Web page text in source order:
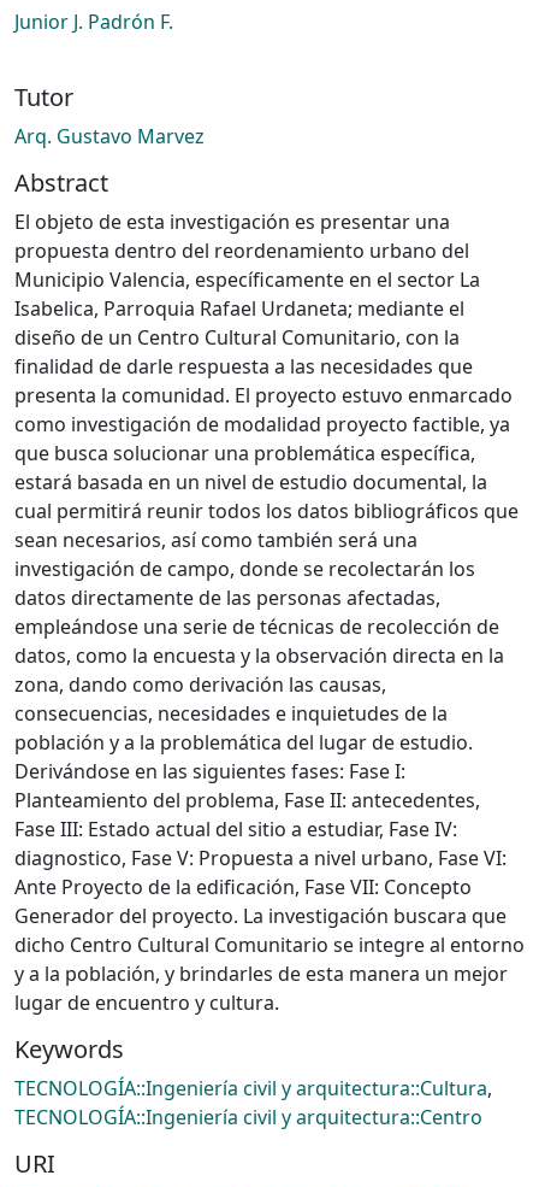
Junior J. Padrón F.
Tutor
Arq. Gustavo Marvez
Abstract
El objeto de esta investigación es presentar una
propuesta dentro del reordenamiento urbano del
Municipio Valencia, específicamente en el sector La
Isabelica, Parroquia Rafael Urdaneta; mediante el
diseño de un Centro Cultural Comunitario, con la
finalidad de darle respuesta a las necesidades que
presenta la comunidad. El proyecto estuvo enmarcado
como investigación de modalidad proyecto factible, ya
que busca solucionar una problemática específica,
estará basada en un nivel de estudio documental, la
cual permitirá reunir todos los datos bibliográficos que
sean necesarios, así como también será una
investigación de campo, donde se recolectarán los
datos directamente de las personas afectadas,
empleándose una serie de técnicas de recolección de
datos, como la encuesta y la observación directa en la
zona, dando como derivación las causas,
consecuencias, necesidades e inquietudes de la
población y a la problemática del lugar de estudio.
Derivándose en las siguientes fases: Fase I:
Planteamiento del problema, Fase II: antecedentes,
Fase III: Estado actual del sitio a estudiar, Fase IV:
diagnostico, Fase V: Propuesta a nivel urbano, Fase VI:
Ante Proyecto de la edificación, Fase VII: Concepto
Generador del proyecto. La investigación buscara que
dicho Centro Cultural Comunitario se integre al entorno
y a la población, y brindarles de esta manera un mejor
lugar de encuentro y cultura.
Keywords
TECNOLOGÍA::Ingeniería civil y arquitectura::Cultura,
TECNOLOGÍA::Ingeniería civil y arquitectura::Centro
URI